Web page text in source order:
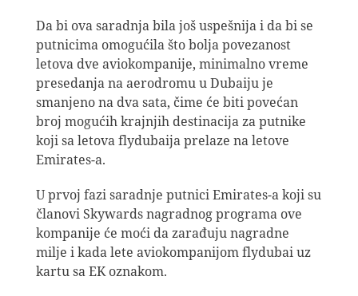
Da bi ova saradnja bila još uspešnija i da bi se
putnicima omogućila što bolja povezanost
letova dve aviokompanije, minimalno vreme
presedanja na aerodromu u Dubaiju je
smanjeno na dva sata, čime će biti povećan
broj mogućih krajnjih destinacija za putnike
koji sa letova flydubaija prelaze na letove
Emirates-a.
U prvoj fazi saradnje putnici Emirates-a koji su
članovi Skywards nagradnog programa ove
kompanije će moći da zarađuju nagradne
milje i kada lete aviokompanijom flydubai uz
kartu sa EK oznakom.